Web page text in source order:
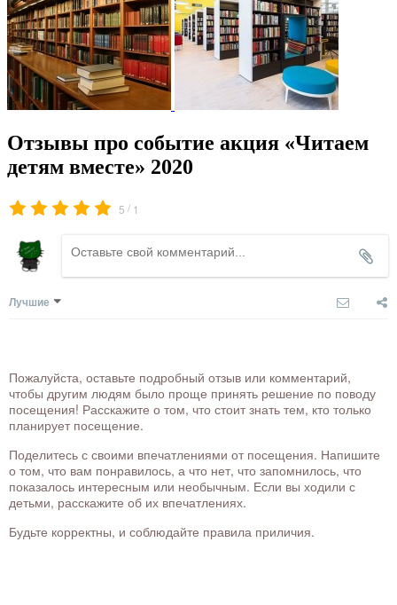
Отзывы про событие акция «Читаем
детям вместе» 2020
5 / 1
Лучшие
Пожалуйста, оставьте подробный отзыв или комментарий,
чтобы другим людям было проще принять решение по поводу
посещения! Расскажите о том, что стоит знать тем, кто только
планирует посещение.
Поделитесь с своими впечатлениями от посещения. Напишите
о том, что вам понравилось, а что нет, что запомнилось, что
показалось интересным или необычным. Если вы ходили с
детьми, расскажите об их впечатлениях.
Будьте корректны, и соблюдайте правила приличия.